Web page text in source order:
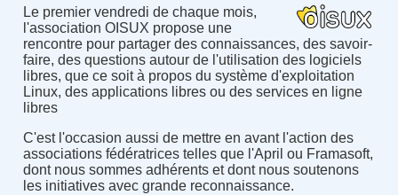
Le premier vendredi de chaque mois,
l'association OISUX propose une
rencontre pour partager des connaissances, des savoir-
faire, des questions autour de l'utilisation des logiciels
libres, que ce soit à propos du système d'exploitation
Linux, des applications libres ou des services en ligne
libres
C'est l'occasion aussi de mettre en avant l'action des
associations fédératrices telles que l'April ou Framasoft,
dont nous sommes adhérents et dont nous soutenons
les initiatives avec grande reconnaissance.